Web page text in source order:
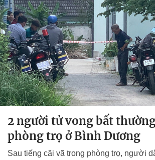
2 người tử vong bất
phòng trọ ở Bình Dương
Sau tiếng cãi vã trong phòng trọ, người